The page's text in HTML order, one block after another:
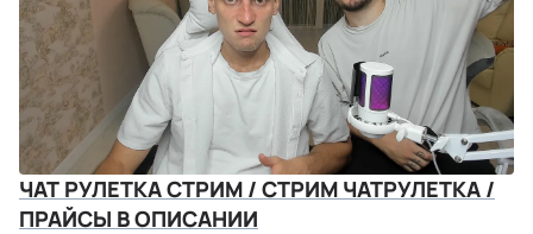
ЧАТ РУЛЕТКА СТРИМ / СТРИМ ЧАТРУЛЕТКА /
ПРАЙСЫ В ОПИСАНИИ